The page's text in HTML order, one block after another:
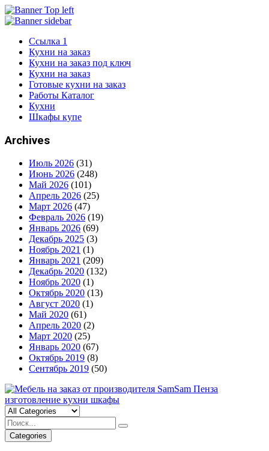
Ссылка 1
Кухни на заказ
Кухни на заказ под ключ
Кухни на заказ
Готовые кухни на заказ
Работы Каталог
Кухни
Шкафы купе
Archives
Июль 2026 (31)
Июнь 2026 (248)
Май 2026 (101)
Апрель 2026 (25)
Март 2026 (47)
Февраль 2026 (19)
Январь 2026 (69)
Декабрь 2025 (3)
Ноябрь 2021 (1)
Январь 2021 (209)
Декабрь 2020 (132)
Ноябрь 2020 (1)
Октябрь 2020 (13)
Август 2020 (1)
Май 2020 (61)
Апрель 2020 (2)
Март 2020 (25)
Январь 2020 (67)
Октябрь 2019 (8)
Сентябрь 2019 (50)
Categories
Готова на0
Прямая
П-образная
Ширина
Глубина
Высота 1
Высота 2
Высота
Сторона 1
Сторона 2
Сторона 3
Высота
Ширина по короткой стороне
Ширина по длинной стороне
Глубина
Высота
Ширина
Ширина острова
Глубина
Высота
Ширина 1
Ширина 2
Глубина
Высота
Ширина 1
Ширина 2
Глубина
ЛДСП
МДФ пленка
Нужен совет дизайнера
Классика
Есть
Нет, нужен дизайнер
Варочная панель
Вытяжка
Хочу вызвать замерщика (БЕСПЛАТНО)
Через месяц
От 1 до 2 месяцев
От 2 до 3 месяцев
Не срочно. Пока только прицениваюсь
от 50 000 ₽ до 100 000 ₽
от 100 000 ₽ до 200 000 ₽
свыше 200 000 ₽
БЕСПЛАТНАЯ ДОСТАВКА (в черте города)
Заберу самостоятельно
Живу за городом
Имя
Телефон